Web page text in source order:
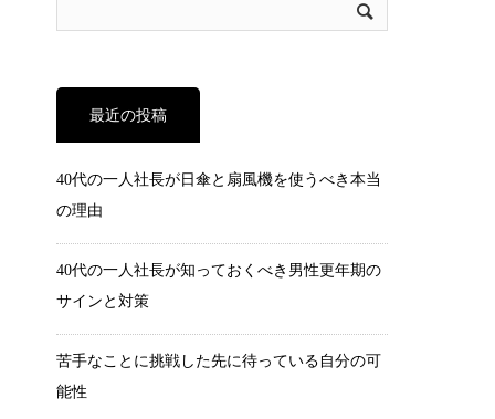
最近の投稿
40代の一人社長が日傘と扇風機を使うべき本当
の理由
40代の一人社長が知っておくべき男性更年期の
サインと対策
苦手なことに挑戦した先に待っている自分の可
能性